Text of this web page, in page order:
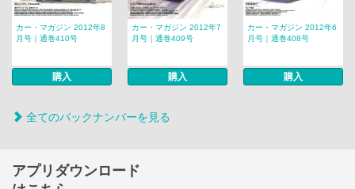
カー・マガジン 2012年8
月号｜通巻410号
購入
カー・マガジン 2012年7
月号｜通巻409号
購入
カー・マガジン 2012年6
月号｜通巻408号
購入
全てのバックナンバーを見る
アプリダウンロード